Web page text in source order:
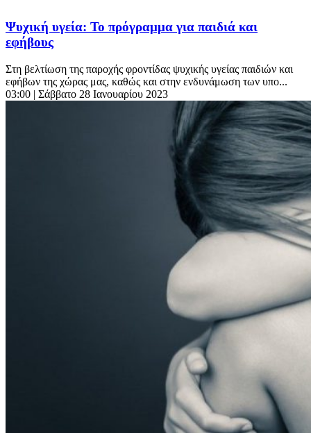
Ψυχική υγεία: Το πρόγραμμα για παιδιά και
εφήβους
Στη βελτίωση της παροχής φροντίδας ψυχικής υγείας παιδιών και
εφήβων της χώρας μας, καθώς και στην ενδυνάμωση των υπο...
03:00 | Σάββατο 28 Ιανουαρίου 2023